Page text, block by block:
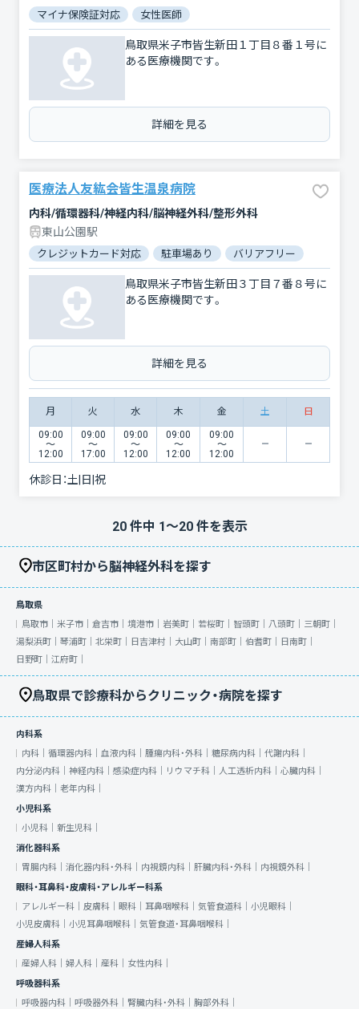
マイナ保険証対応 女性医師
鳥取県米子市皆生新田１丁目８番１号に
ある医療機関です。
詳細を見る
医療法人友紘会皆生温泉病院
内科/循環器科/神経内科/脳神経外科/整形外科
東山公園駅
クレジットカード対応 駐車場あり バリアフリー
鳥取県米子市皆生新田３丁目７番８号に
ある医療機関です。
詳細を見る
月 火 水 木 金 土 日
09:00
〜
12:00
09:00
〜
17:00
09:00
〜
12:00
09:00
〜
12:00
09:00
〜
12:00
休診日：土|日|祝
20件中 1〜20件を表示
市区町村から脳神経外科を探す
鳥取県
鳥取市｜ 米子市｜ 倉吉市｜ 境港市｜ 岩美町｜ 若桜町｜ 智頭町｜ 八頭町｜ 三朝町｜
湯梨浜町｜ 琴浦町｜ 北栄町｜ 日吉津村｜ 大山町｜ 南部町｜ 伯耆町｜
日南町｜
日野町｜ 江府町｜
鳥取県で診療科からクリニック・病院を探す
内科系
内科｜ 循環器内科｜ 血液内科｜ 腫瘍内科・外科｜ 糖尿病内科｜ 代謝内科｜
内分泌内科｜ 神経内科｜ 感染症内科｜ リウマチ科｜ 人工透析内科｜ 心臓内科｜
漢方内科｜ 老年内科｜
小児科系
小児科｜ 新生児科｜
消化器科系
胃腸内科｜ 消化器内科・外科｜ 内視鏡内科｜ 肝臓内科・外科｜ 内視鏡外科｜
眼科・耳鼻科・皮膚科・アレルギー科系
アレルギー科｜ 皮膚科｜ 眼科｜ 耳鼻咽喉科｜ 気管食道科｜ 小児眼科｜
小児皮膚科｜ 小児耳鼻咽喉科｜ 気管食道・耳鼻咽喉科｜
産婦人科系
産婦人科｜ 婦人科｜ 産科｜ 女性内科｜
呼吸器科系
呼吸器内科｜ 呼吸器外科｜ 腎臓内科・外科｜ 胸部外科｜